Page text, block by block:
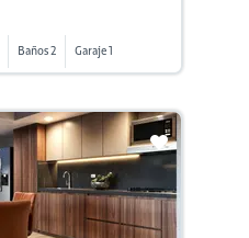
Baños 2 Garaje 1